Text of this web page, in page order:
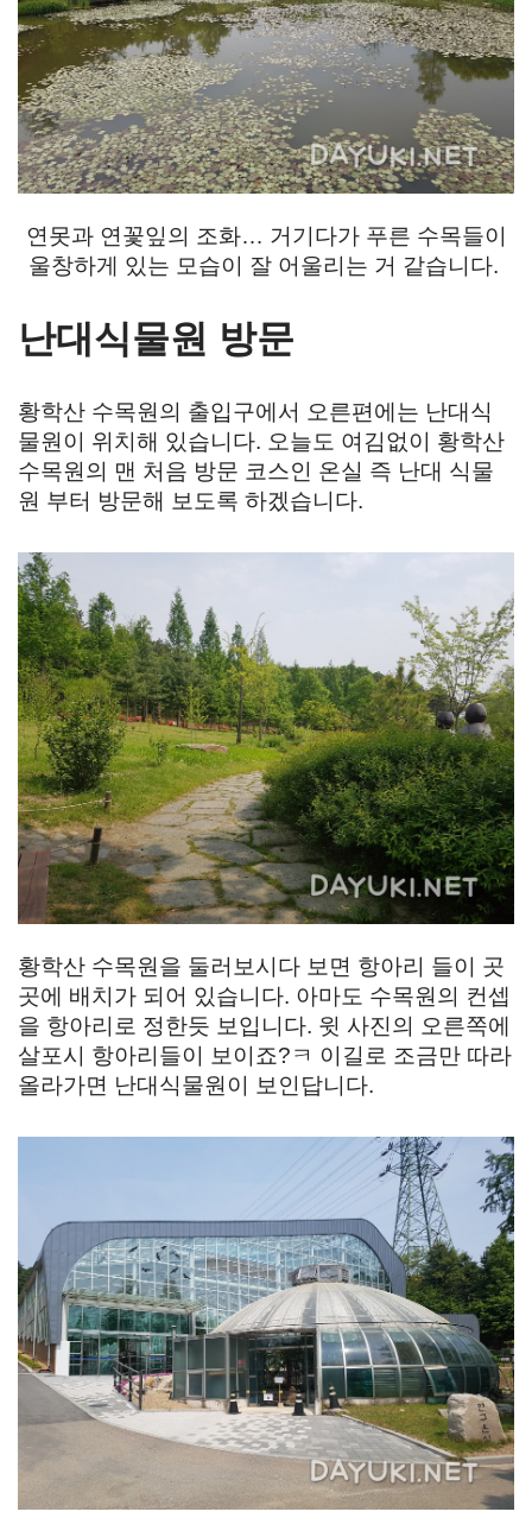
연못과 연꽃잎의 조화… 거기다가 푸른 수목들이
울창하게 있는 모습이 잘 어울리는 거 같습니다.
난대식물원 방문
황학산 수목원의 출입구에서 오른편에는 난대식
물원이 위치해 있습니다. 오늘도 여김없이 황학산
수목원의 맨 처음 방문 코스인 온실 즉 난대 식물
원 부터 방문해 보도록 하겠습니다.
황학산 수목원을 둘러보시다 보면 항아리 들이 곳
곳에 배치가 되어 있습니다. 아마도 수목원의 컨셉
을 항아리로 정한듯 보입니다. 윗 사진의 오른쪽에
살포시 항아리들이 보이죠?ㅋ 이길로 조금만 따라
올라가면 난대식물원이 보인답니다.